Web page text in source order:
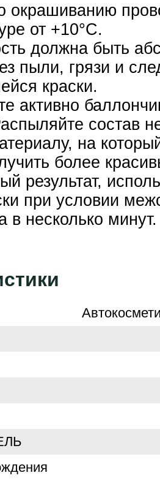
окрашиванию
от +10°С.
должна быть
пыли, грязи и
краски.
активно
состав
на
более
результат,
при условии
в несколько минут.